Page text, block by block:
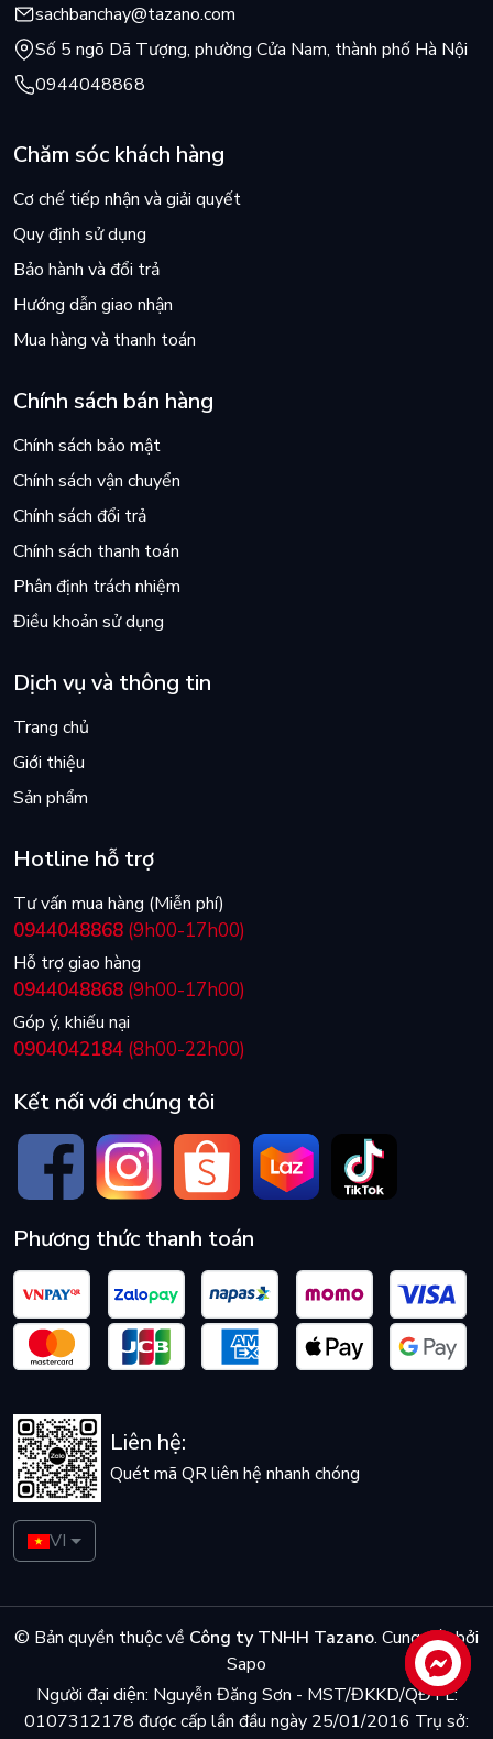
sachbanchay@tazano.com
Số 5 ngõ Dã Tượng, phường Cửa Nam, thành phố Hà Nội
0944048868
Chăm sóc khách hàng
Cơ chế tiếp nhận và giải quyết
Quy định sử dụng
Bảo hành và đổi trả
Hướng dẫn giao nhận
Mua hàng và thanh toán
Chính sách bán hàng
Chính sách bảo mật
Chính sách vận chuyển
Chính sách đổi trả
Chính sách thanh toán
Phân định trách nhiệm
Điều khoản sử dụng
Dịch vụ và thông tin
Trang chủ
Giới thiệu
Sản phẩm
Hotline hỗ trợ
Tư vấn mua hàng (Miễn phí)
0944048868 (9h00-17h00)
Hỗ trợ giao hàng
0944048868 (9h00-17h00)
Góp ý, khiếu nại
0904042184 (8h00-22h00)
Kết nối với chúng tôi
Phương thức thanh toán
Liên hệ:
Quét mã QR liên hệ nhanh chóng
VI
© Bản quyền thuộc về Công ty TNHH Tazano. Cung cấp bởi
Sapo
Người đại diện: Nguyễn Đăng Sơn - MST/ĐKKD/QĐTL:
0107312178 được cấp lần đầu ngày 25/01/2016 Trụ sở:
Liên hệ